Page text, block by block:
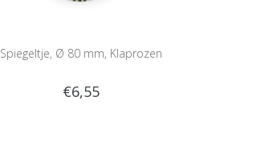
Spiegeltje, Ø 80 mm, Klaprozen
€6,55